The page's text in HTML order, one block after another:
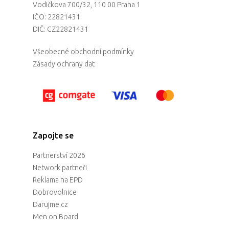
Vodičkova 700/32, 110 00 Praha 1
IČO: 22821431
DIČ: CZ22821431
Všeobecné obchodní podmínky
Zásady ochrany dat
Zapojte se
Partnerství 2026
Network partneři
Reklama na EPD
Dobrovolnice
Darujme.cz
Men on Board